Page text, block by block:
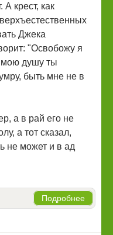
А крест, как
Джека
"Освобожу я
мою душу ты
быть мне не в
а в рай его не
а тот сказал,
не может и в ад
Подробнее